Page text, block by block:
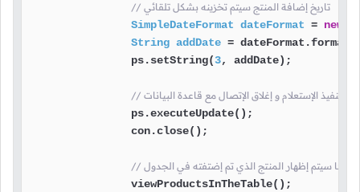
// تاريخ إضافة المنتج سيتم تخزينه بشكل تلقائي
SimpleDateFormat dateFormat = new
String addDate = dateFormat.format(
                ps.setString(
3, addDate);
تنفيذ الإستعلام و إغلاق الإتصال مع قاعدة البيانات
                ps.executeUpdate();
                con.close();
// بعدها سيتم إظهار المنتج الذي تم إضتفته في الجدول
                viewProductsInTheTable();